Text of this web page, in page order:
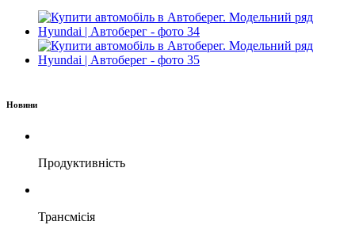
Новини
Продуктивність
Трансмісія